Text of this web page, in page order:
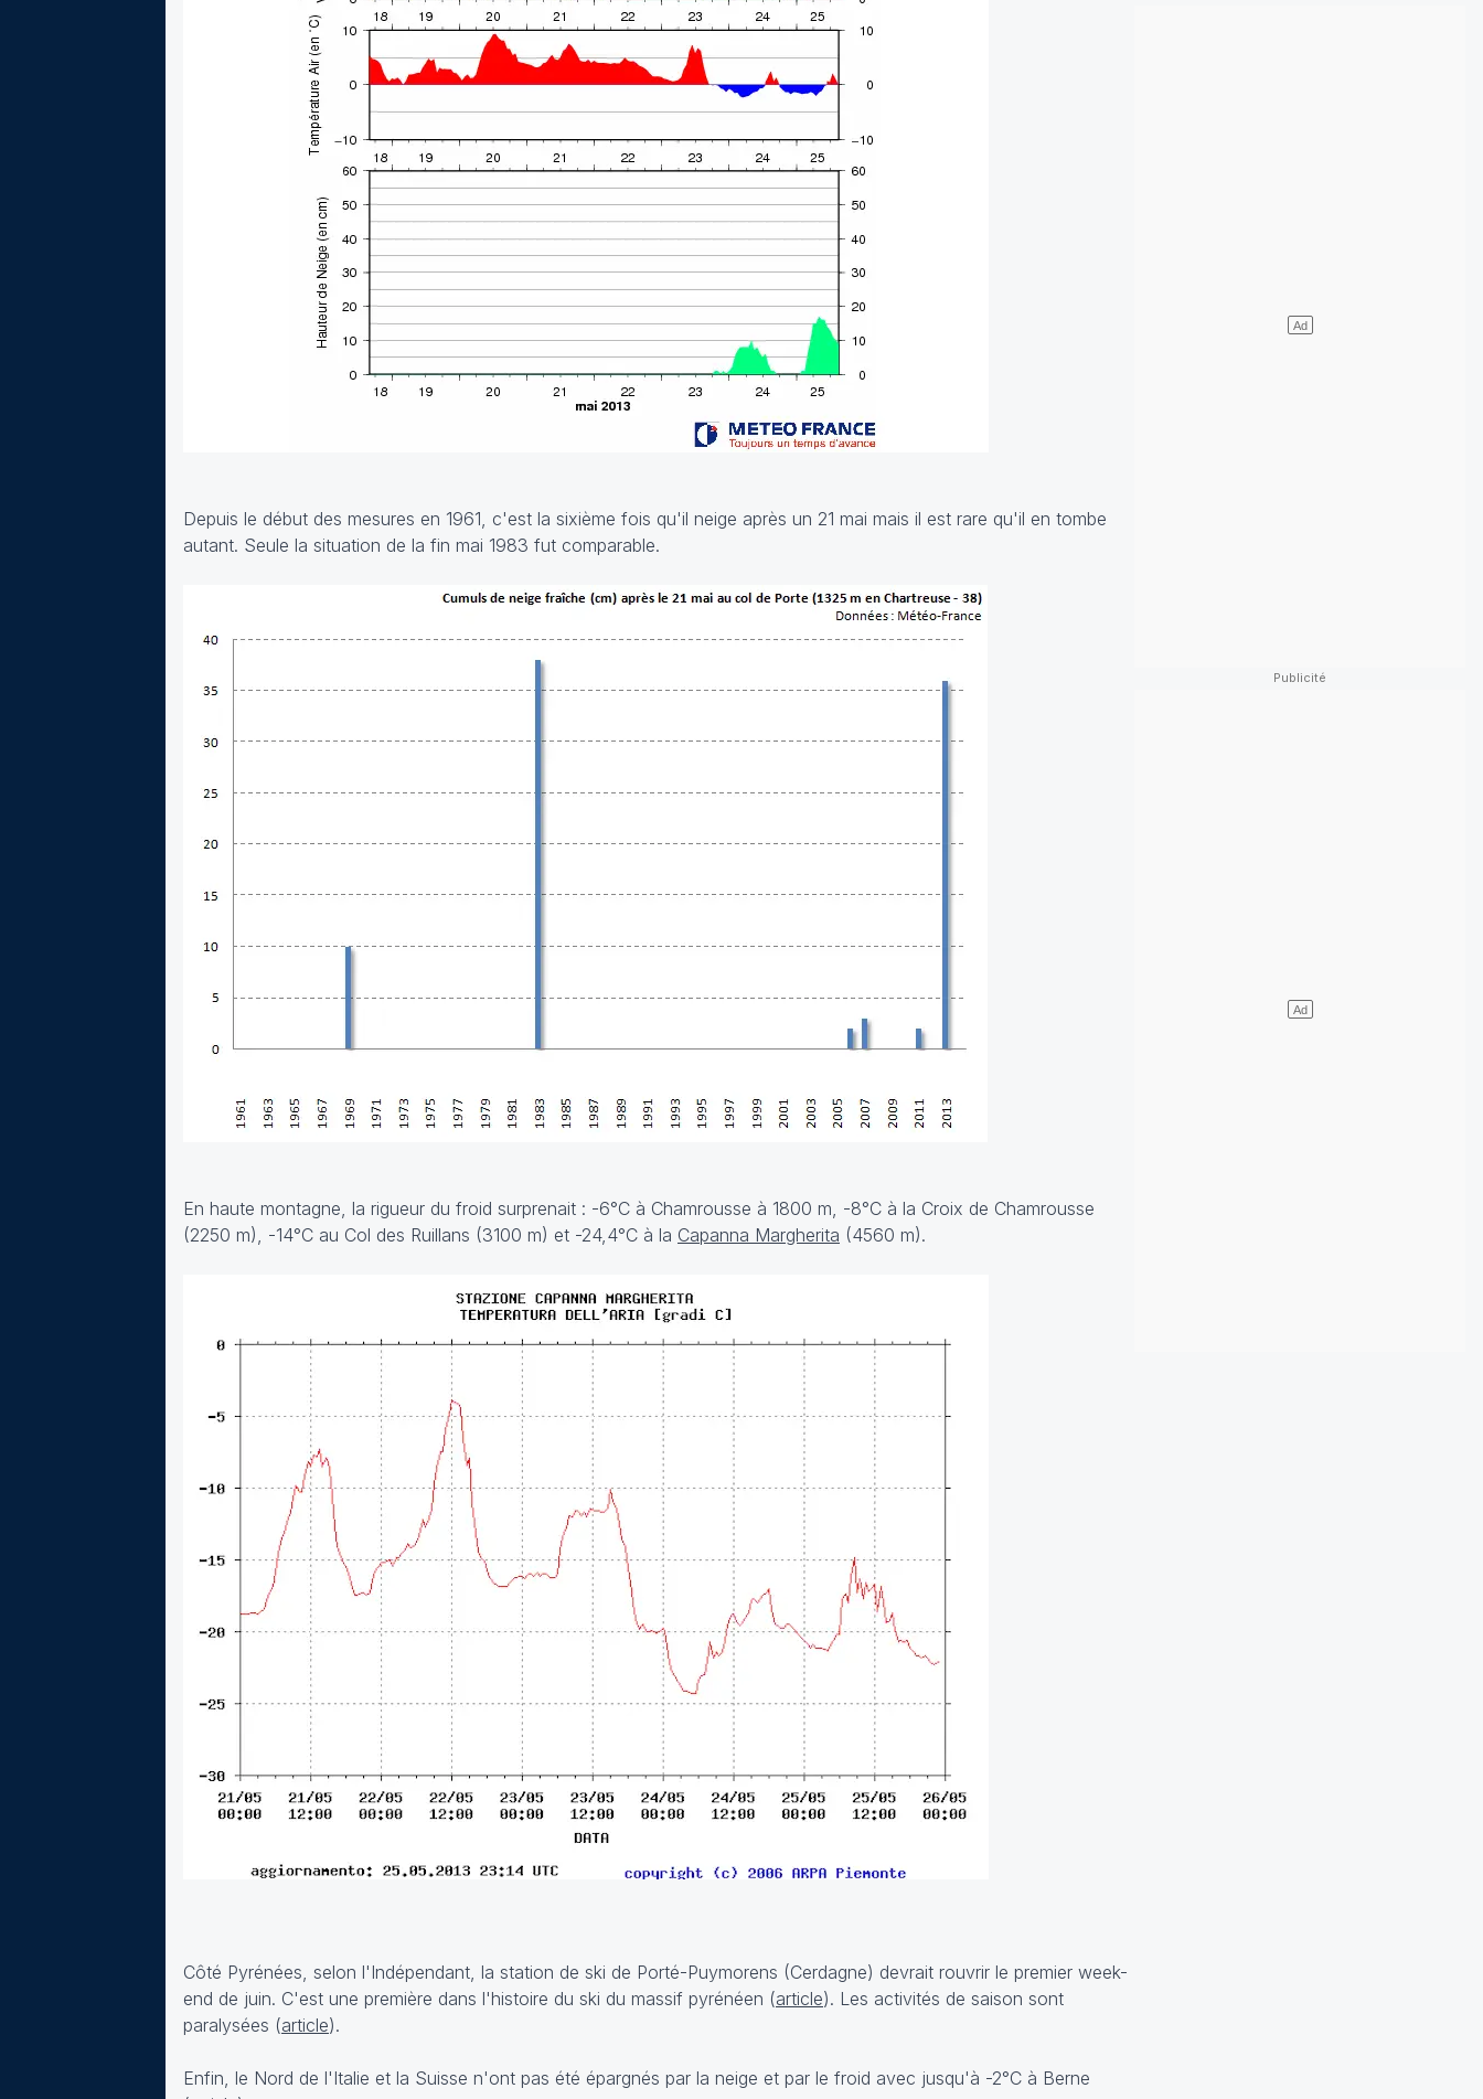
Depuis le début des mesures en 1961, c'est la sixième fois qu'il neige après un 21 mai mais il est rare qu'il en tombe
autant. Seule la situation de la fin mai 1983 fut comparable.
En haute montagne, la rigueur du froid surprenait : -6°C à Chamrousse à 1800 m, -8°C à la Croix de Chamrousse
(2250 m), -14°C au Col des Ruillans (3100 m) et -24,4°C à la Capanna Margherita (4560 m).
Côté Pyrénées, selon l'Indépendant, la station de ski de Porté-Puymorens (Cerdagne) devrait rouvrir le premier week-
end de juin. C'est une première dans l'histoire du ski du massif pyrénéen (article). Les activités de saison sont
paralysées (article).
Enfin, le Nord de l'Italie et la Suisse n'ont pas été épargnés par la neige et par le froid avec jusqu'à -2°C à Berne